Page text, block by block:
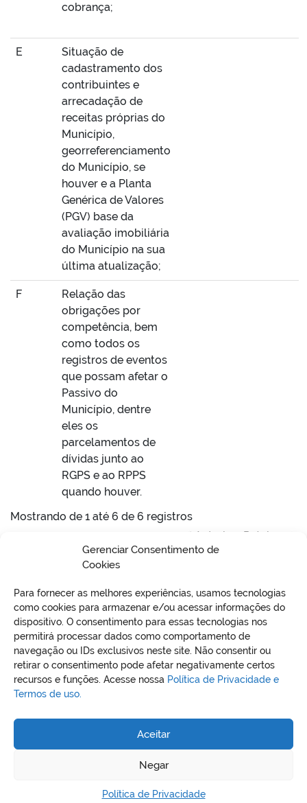
Gerenciar Consentimento de
Cookies
Para fornecer as melhores experiências, usamos tecnologias
como cookies para armazenar e/ou acessar informações do
dispositivo. O consentimento para essas tecnologias nos
permitirá processar dados como comportamento de
navegação ou IDs exclusivos neste site. Não consentir ou
retirar o consentimento pode afetar negativamente certos
recursos e funções. Acesse nossa Política de Privacidade e
Termos de uso.
Aceitar
Negar
Política de Privacidade
cobrança;
E
Situação de
cadastramento dos
contribuintes e
arrecadação de
receitas próprias do
Município,
georreferenciamento
do Município, se
houver e a Planta
Genérica de Valores
(PGV) base da
avaliação imobiliária
do Município na sua
última atualização;
F
Relação das
obrigações por
competência, bem
como todos os
registros de eventos
que possam afetar o
Passivo do
Município, dentre
eles os
parcelamentos de
dívidas junto ao
RGPS e ao RPPS
quando houver.
Mostrando de 1 até 6 de 6 registros
Anterior
Próximo